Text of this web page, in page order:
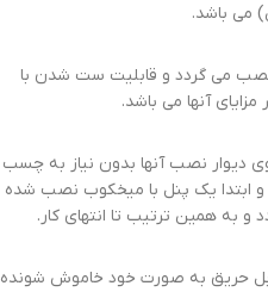
می باشد.
می گردد و قابلیت ست شدن با
آنها می باشد.
دیوار نصب آنها بدون نیاز به چسب
و ابتدا یک پنل با میخکوب نصب شده
به همین ترتیب تا انتهای کار.
حریق به صورت خود خاموش شونده